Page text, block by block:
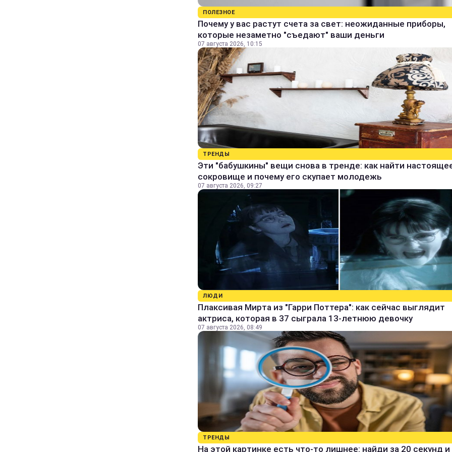
ПОЛЕЗНОЕ
Почему у вас растут счета за свет: неожиданные приборы,
которые незаметно "съедают" ваши деньги
07 августа 2026, 10:15
ТРЕНДЫ
Эти "бабушкины" вещи снова в тренде: как найти
сокровище и почему его скупает молодежь
07 августа 2026, 09:27
ЛЮДИ
Плаксивая Мирта из "Гарри Поттера": как сейчас выглядит
актриса, которая в 37 сыграла 13-летнюю девочку
07 августа 2026, 08:49
ТРЕНДЫ
На этой картинке есть что-то лишнее: найди за 20 секунд и